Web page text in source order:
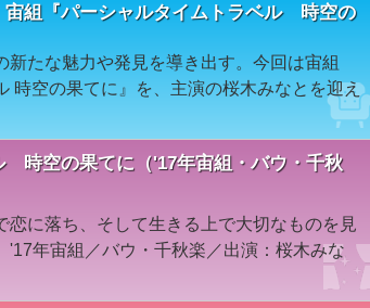
組『パーシャルタイムトラベル 時空の
新たな魅力や発見を導き出す。今回は宙組
時空の果てに』を、主演の桜木みなとを迎え
時空の果てに（'17年宙組・バウ・千秋
恋に落ち、そして生きる上で大切なものを見
'17年宙組／バウ・千秋楽／出演：桜木みな